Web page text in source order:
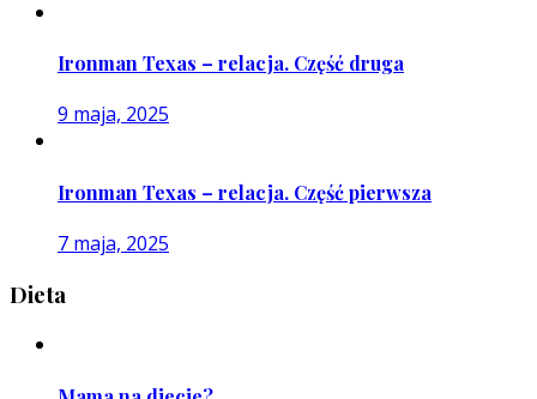
Ironman Texas – relacja. Część druga
9 maja, 2025
Ironman Texas – relacja. Część pierwsza
7 maja, 2025
Dieta